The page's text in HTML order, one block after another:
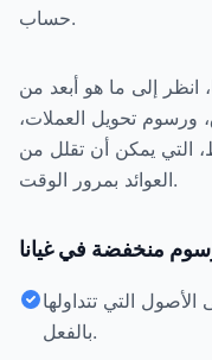
حساب.
انظر إلى ما هو أبعد من
ورسوم تحويل العملات،
التي يمكن أن تقلل من
العوائد بمرور الوقت.
منخفضة في غيانا
التي تتداولها
بالفعل.